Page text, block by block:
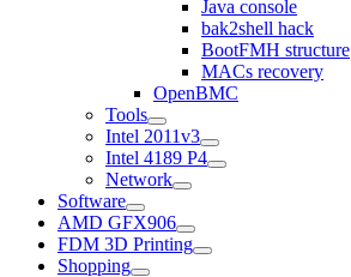
Java console
bak2shell hack
BootFMH structure
MACs recovery
OpenBMC
Tools
Intel 2011v3
Intel 4189 P4
Network
Software
AMD GFX906
FDM 3D Printing
Shopping